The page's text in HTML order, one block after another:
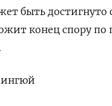
быть достигнуто
конец спору ​по